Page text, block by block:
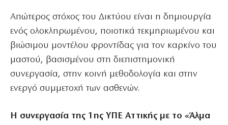
Απώτερος στόχος του Δικτύου είναι η δημιουργία
ενός ολοκληρωμένου, ποιοτικά τεκμηριωμένου και
βιώσιμου μοντέλου φροντίδας για τον καρκίνο του
μαστού, βασισμένου στη διεπιστημονική
συνεργασία, στην κοινή μεθοδολογία και στην
ενεργό συμμετοχή των ασθενών.
Η συνεργασία της 1ης ΥΠΕ Αττικής με το «Άλμα